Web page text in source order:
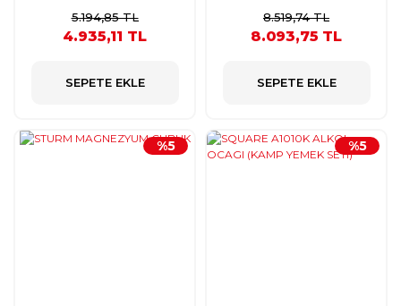
5.194,85 TL
4.935,11 TL
SEPETE EKLE
8.519,74 TL
8.093,75 TL
SEPETE EKLE
%5 %5